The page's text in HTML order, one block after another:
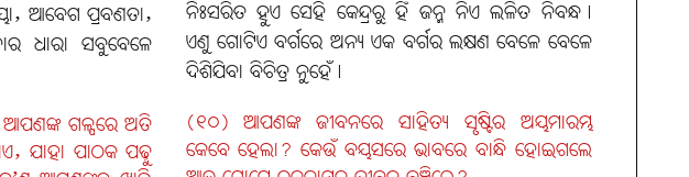
ଆବେଗ ପ୍ରବଣତା,
ଧାରା ସବୁବେଳେ
ଗଳ୍ପରେ ଅତି
ଯାହା ପାଠକ ପଢ଼ୁ
ନିଃସରିତ ହୁଏ ସେହି କେନ୍ଦ୍ରରୁ ହିଁ ଜନ୍ମ ନିଏ ଲଳିତ ନିବନ୍ଧ।
ଏଣୁ ଗୋଟିଏ ବର୍ଗରେ ଅନ୍ୟ ଏକ ବର୍ଗର ଲକ୍ଷଣ ବେଳେ ବେଳେ
ଦିଶିଯିବା ବିଚିତ୍ର ନୁହେଁ।
(୧୦) ଆପଣଙ୍କ ଜୀବନରେ ସାହିତ୍ୟ ସୃଷ୍ଟିର ଅୟମାରମ୍ଭ
କେବେ ହେଲା? କେଉଁ ବୟସରେ ଭାବରେ ବାନ୍ଧି ହୋଇଗଲେ